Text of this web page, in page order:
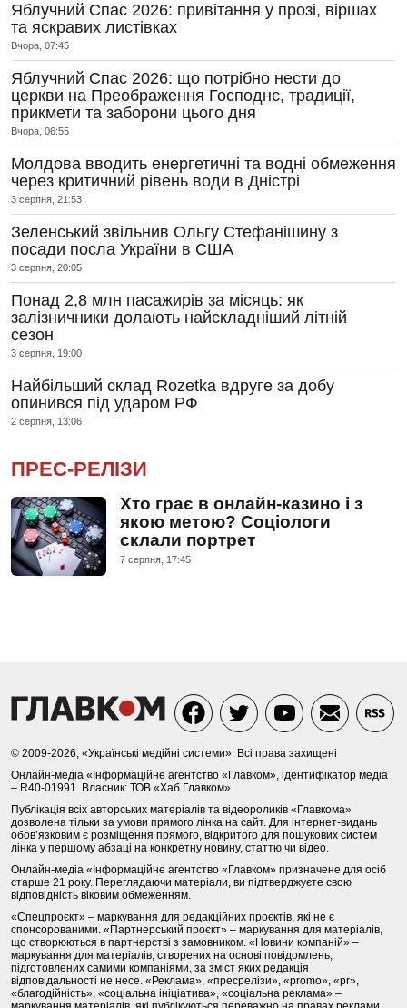
Яблучний Спас 2026: привітання у прозі, віршах
та яскравих листівках
Вчора, 07:45
Яблучний Спас 2026: що потрібно нести до
церкви на Преображення Господнє, традиції,
прикмети та заборони цього дня
Вчора, 06:55
Молдова вводить енергетичні та водні обмеження
через критичний рівень води в Дністрі
3 серпня, 21:53
Зеленський звільнив Ольгу Стефанішину з
посади посла України в США
3 серпня, 20:05
Понад 2,8 млн пасажирів за місяць: як
залізничники долають найскладніший літній
сезон
3 серпня, 19:00
Найбільший склад Rozetka вдруге за добу
опинився під ударом РФ
2 серпня, 13:06
ПРЕС-РЕЛІЗИ
Хто грає в онлайн-казино і з
якою метою? Соціологи
склали портрет
7 серпня, 17:45
© 2009-2026, «Українські медійні системи». Всі права захищені
Онлайн-медіа «Інформаційне агентство «Главком», ідентифікатор медіа
– R40-01991. Власник: ТОВ «Хаб Главком»
Публікація всіх авторських матеріалів та відеороликів «Главкома»
дозволена тільки за умови прямого лінка на сайт. Для інтернет-видань
обов’язковим є розміщення прямого, відкритого для пошукових систем
лінка у першому абзаці на конкретну новину, статтю чи відео.
Онлайн-медіа «Інформаційне агентство «Главком» призначене для осіб
старше 21 року. Переглядаючи матеріали, ви підтверджуєте свою
відповідність віковим обмеженням.
«Спецпроєкт» – маркування для редакційних проєктів, які не є
спонсорованими. «Партнерський проєкт» – маркування для матеріалів,
що створюються в партнерстві з замовником. «Новини компаній» –
маркування для матеріалів, створених на основі повідомлень,
підготовлених самими компаніями, за зміст яких редакція
відповідальності не несе. «Реклама», «пресрелізи», «promo», «pr»,
«благодійність», «соціальна ініціатива», «соціальна реклама» –